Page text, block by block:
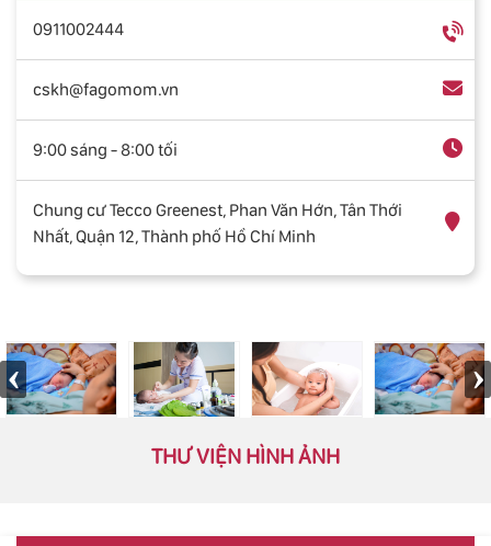
0911002444
cskh@fagomom.vn
9:00 sáng - 8:00 tối
Chung cư Tecco Greenest, Phan Văn Hớn, Tân Thới
Nhất, Quận 12, Thành phố Hồ Chí Minh
THƯ VIỆN HÌNH ẢNH